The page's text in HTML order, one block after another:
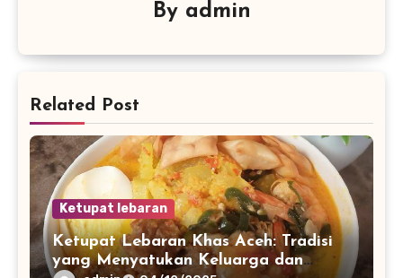
By admin
Related Post
Ketupat lebaran
Ketupat Lebaran Khas Aceh: Tradisi
yang Menyatukan Keluarga dan